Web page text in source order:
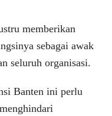
memberikan
sebagai awak
seluruh organisasi.
Banten ini perlu